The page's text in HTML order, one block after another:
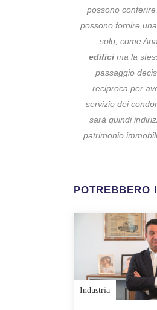
possono
possono fornire
solo, come
edifici ma la
passaggio
reciproca per
servizio dei
sarà quindi
patrimonio
POTREBBERO
Industria